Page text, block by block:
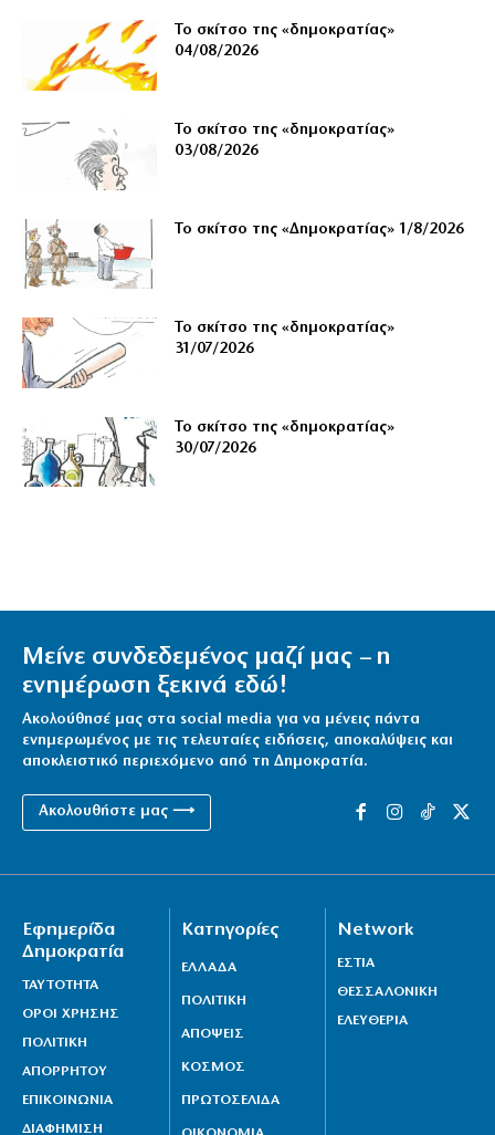
Το σκίτσο της «δημοκρατίας»
04/08/2026
Το σκίτσο της «δημοκρατίας»
03/08/2026
Το σκίτσο της «Δημοκρατίας» 1/8/2026
Το σκίτσο της «δημοκρατίας»
31/07/2026
Το σκίτσο της «δημοκρατίας»
30/07/2026
Μείνε συνδεδεμένος μαζί μας – η
ενημέρωση ξεκινά εδώ!
Ακολούθησέ μας στα social media για να μένεις πάντα
ενημερωμένος με τις τελευταίες ειδήσεις, αποκαλύψεις και
αποκλειστικό περιεχόμενο από τη Δημοκρατία.
Ακολουθήστε μας ⟶
Εφημερίδα
Δημοκρατία
ΤΑΥΤΟΤΗΤΑ
ΟΡΟΙ ΧΡΗΣΗΣ
ΠΟΛΙΤΙΚΗ
ΑΠΟΡΡΗΤΟΥ
ΕΠΙΚΟΙΝΩΝΙΑ
ΔΙΑΦΗΜΙΣΗ
Κατηγορίες
ΕΛΛΑΔΑ
ΠΟΛΙΤΙΚΗ
ΑΠΟΨΕΙΣ
ΚΟΣΜΟΣ
ΠΡΩΤΟΣΕΛΙΔΑ
Network
ΕΣΤΙΑ
ΘΕΣΣΑΛΟΝΙΚΗ
ΕΛΕΥΘΕΡΙΑ